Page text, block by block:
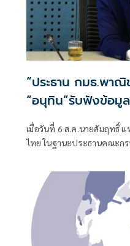
“ประธาน กมธ.พา
“อนุทิน”รับฟังข้อมู
ปัญหาภาคเกษตรไ
ยางพาราพุ่งขึ้นต่อเ
เมื่อวันที่ 6 ส.ค.นายสัมฤทธิ์
ไทย ในฐานะประธานคณะก
ราคาสินค้าเกษตรว่า ขณะนี้